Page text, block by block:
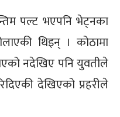
पल्ट भएपनि भेट्नका
थिइन् । कोठामा
नदेखिए पनि युवतीले
देखिएको प्रहरीले